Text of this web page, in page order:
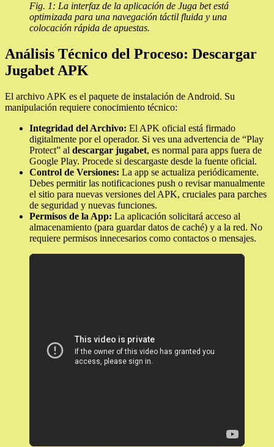
Fig. 1: La interfaz de la aplicación de Juga bet está
optimizada para una navegación táctil fluida y una
colocación rápida de apuestas.
Análisis Técnico del Proceso: Descargar
Jugabet APK
El archivo APK es el paquete de instalación de Android. Su
manipulación requiere conocimiento técnico:
Integridad del Archivo: El APK oficial está firmado
digitalmente por el operador. Si ves una advertencia de “Play
Protect” al descargar jugabet, es normal para apps fuera de
Google Play. Procede si descargaste desde la fuente oficial.
Control de Versiones: La app se actualiza periódicamente.
Debes permitir las notificaciones push o revisar manualmente
el sitio para nuevas versiones del APK, cruciales para parches
de seguridad y nuevas funciones.
Permisos de la App: La aplicación solicitará acceso al
almacenamiento (para guardar datos de caché) y a la red. No
requiere permisos innecesarios como contactos o mensajes.